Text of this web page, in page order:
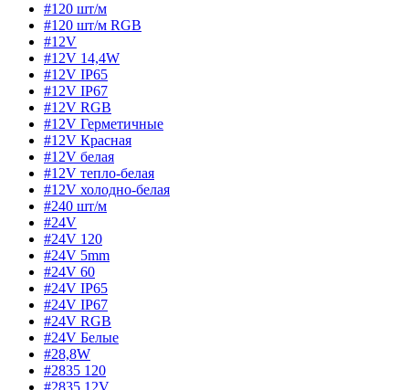
#120 шт/м
#120 шт/м RGB
#12V
#12V 14,4W
#12V IP65
#12V IP67
#12V RGB
#12V Герметичные
#12V Красная
#12V белая
#12V тепло-белая
#12V холодно-белая
#240 шт/м
#24V
#24V 120
#24V 5mm
#24V 60
#24V IP65
#24V IP67
#24V RGB
#24V Белые
#28,8W
#2835 120